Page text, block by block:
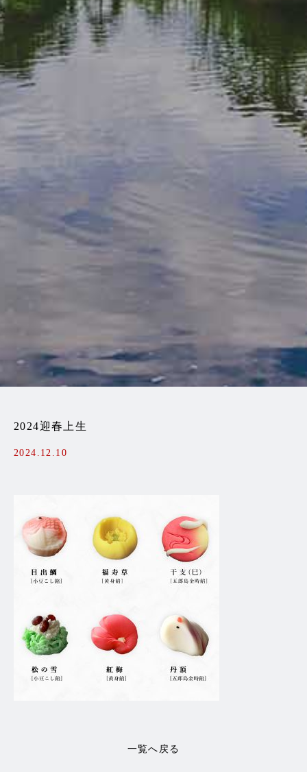
2024迎春上生
2024.12.10
一覧へ戻る